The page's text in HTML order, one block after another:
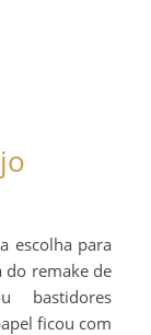
escolha para
do remake de
bastidores
ficou com